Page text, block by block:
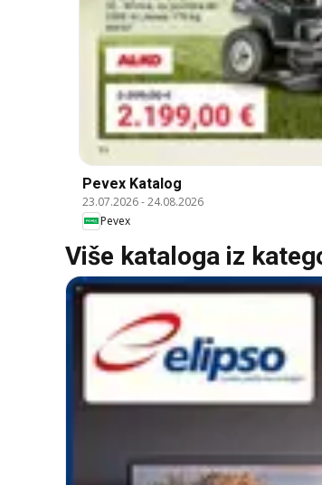
Pevex Katalog
23.07.2026-24.08.2026
Pevex
Više kataloga iz